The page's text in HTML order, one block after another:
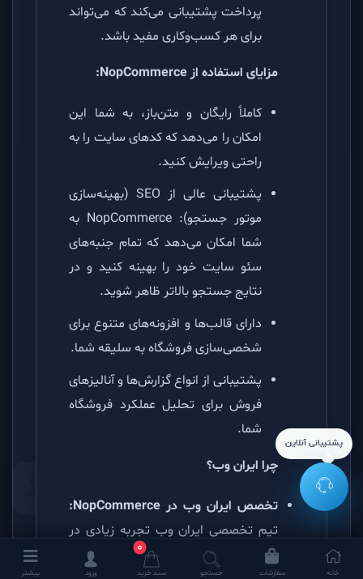
پرداخت پشتیبانی می‌کند که می‌تواند
برای هر کسب‌وکاری مفید باشد.
مزایای استفاده از NopCommerce:
کاملاً رایگان و متن‌باز، به شما این
امکان را می‌دهد که کدهای سایت را به
راحتی ویرایش کنید.
پشتیبانی عالی از SEO (بهینه‌سازی
موتور جستجو): NopCommerce به
شما امکان می‌دهد که تمام جنبه‌های
سئو سایت خود را بهینه کنید و در
نتایج جستجو بالاتر ظاهر شوید.
دارای قالب‌ها و افزونه‌های متنوع برای
شخصی‌سازی فروشگاه به سلیقه شما.
پشتیبانی از انواع گزارش‌ها و آنالیزهای
فروش برای تحلیل عملکرد فروشگاه
شما.
چرا ایران وب؟
تخصص ایران وب در NopCommerce:
تیم تخصصی ایران وب تجربه زیادی در
راه‌اندازی، پیکربندی و سفارشی‌سازی
خانه سفارشات جستجو
0
سبد خرید ورود بیشتر
پشتیبانی آنلاین